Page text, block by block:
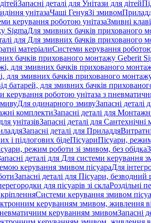
Запасні деталі для Унітази для дітей
унітазаЧаші ГенуяЗі змивом
керування роботою унітазаЗмивні
SigmaДля змивних бачків прихованого
для Для змивних бачків прихованого
матеріалиСистеми керування
бачків прихованого монтажу Geberit
для змивних бачків прихованого
для змивних бачків прихованого
батарей, для змивних бачків
керування роботою унітаза з
Для одинарного змивуЗапасні
комплектиЗапасні деталі для
унітазівЗапасні деталі для Сантехнічні
Запасні деталі для Приладдя
і підлогових бідеПісуариПісуари,
режим роботи зі змивом, без обідка
деталі для Для системи керування
керування змивом пісуараДля
Запасні деталі для Пісуари,
для пісуарів зі склаРоздільні
Системи керування змивом
керуванням змивом, живлення
керуванням змивомЗапасні